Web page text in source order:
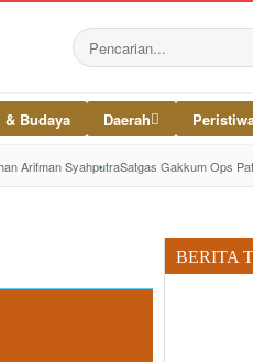
Budaya Daerah
Arifman SyahputraSatgas Gakkum Ops
BERITA